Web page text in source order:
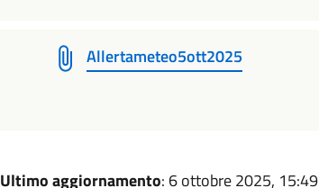
Allertameteo5ott2025
Ultimo aggiornamento: 6 ottobre 2025, 15:49